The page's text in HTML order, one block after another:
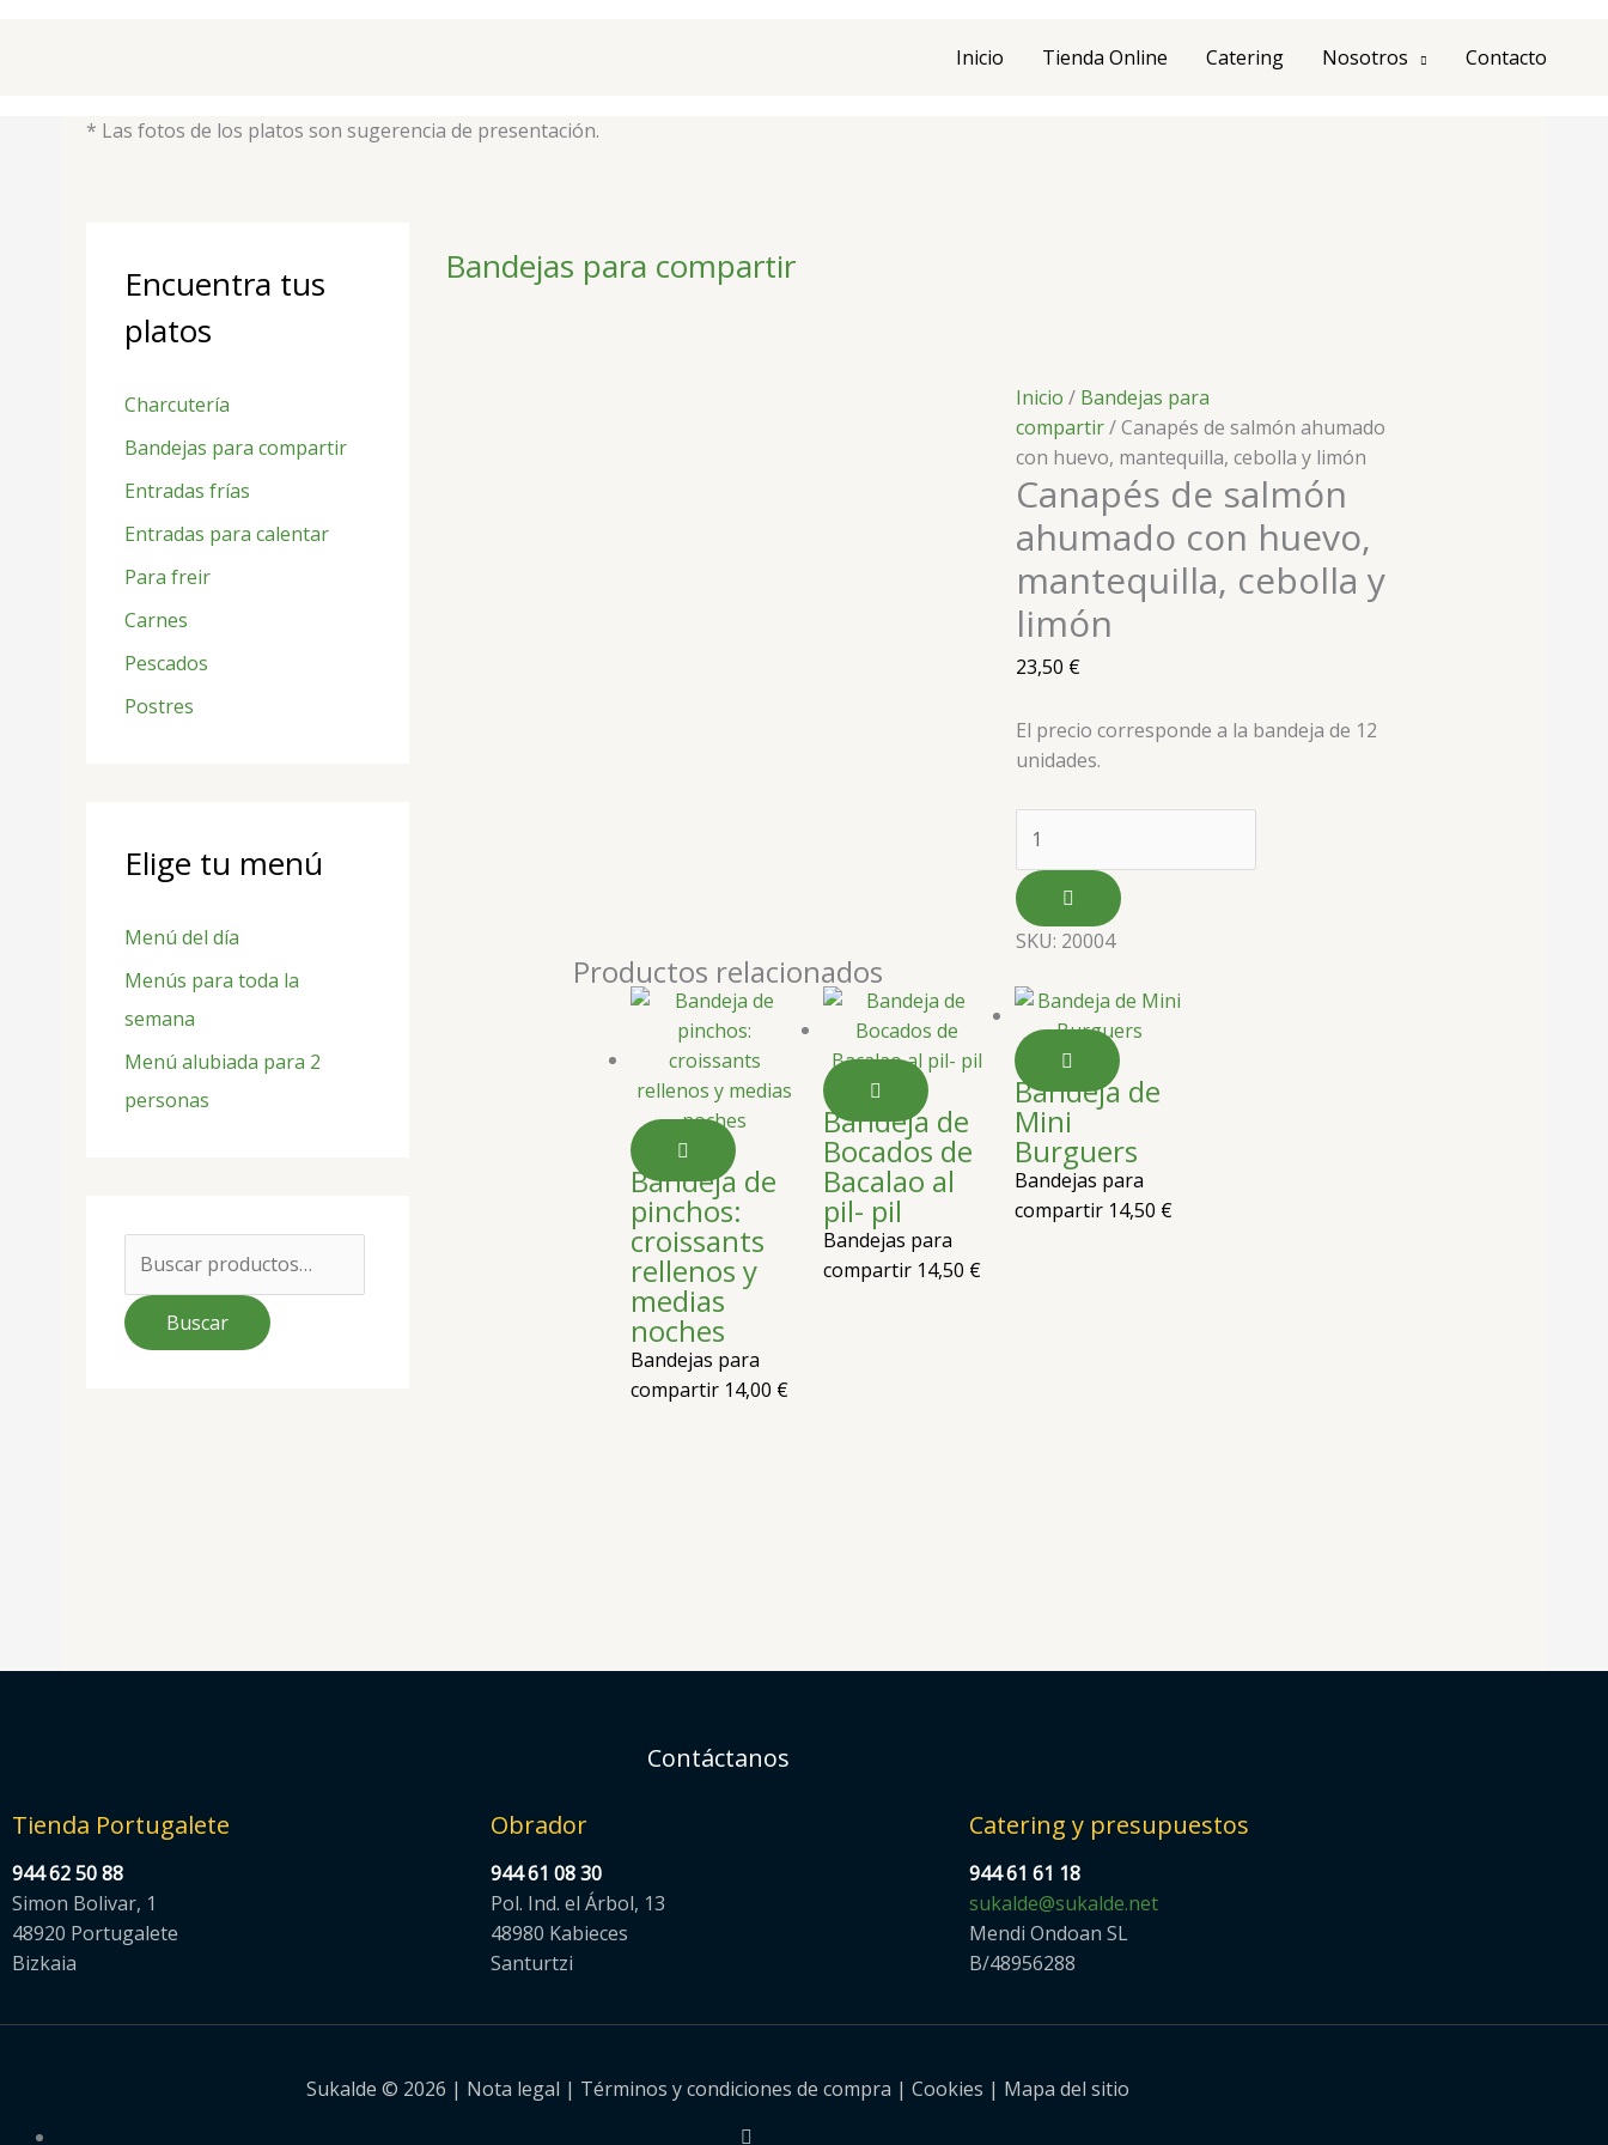
Inicio Tienda Online Catering Nosotros Contacto
* Las fotos de los platos son sugerencia de presentación.
Encuentra tus
platos
Charcutería
Bandejas para compartir
Entradas frías
Entradas para calentar
Para freir
Carnes
Pescados
Postres
Elige tu menú
Menú del día
Menús para toda la
semana
Menú alubiada para 2
personas
u
c
a
r
:
Buscar
Bandejas para compartir
Inicio / Bandejas para
compartir/ Canapés de salmón ahumado
con huevo, mantequilla, cebolla y limón
Canapés de salmón
ahumado con huevo,
mantequilla, cebolla y
limón
23,50 €
El precio corresponde a la bandeja de 12
unidades.
huevo,
mantequilla,
cebolla
limón
cantidad
SKU: 20004
Productos relacionados
Bandeja de
pinchos:
croissants
rellenos y
medias
noches
Bandejas para
compartir 14,00 €
Bandeja de
Bocados de
Bacalao al
pil- pil
Bandejas para
compartir 14,50 €
Bandeja de
Mini
Burguers
Bandejas para
compartir 14,50 €
Contáctanos
Tienda Portugalete
944 62 50 88
Simon Bolivar, 1
48920 Portugalete
Bizkaia
Obrador
944 61 08 30
Pol. Ind. el Árbol, 13
48980 Kabieces
Santurtzi
Catering y presupuestos
944 61 61 18
sukalde@sukalde.net
Mendi Ondoan SL
B/48956288
Sukalde © 2026 | Nota legal | Términos y condiciones de compra | Cookies | Mapa del sitio